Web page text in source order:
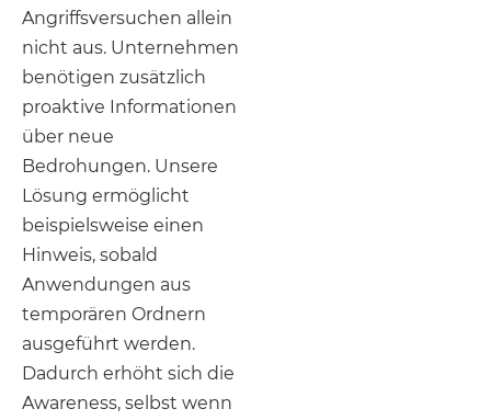
Angriffsversuchen allein
nicht aus. Unternehmen
benötigen zusätzlich
proaktive Informationen
über neue
Bedrohungen. Unsere
Lösung ermöglicht
beispielsweise einen
Hinweis, sobald
Anwendungen aus
temporären Ordnern
ausgeführt werden.
Dadurch erhöht sich die
Awareness, selbst wenn